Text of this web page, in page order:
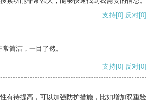
支持[0] 反对[0]
简洁，一目了然。
支持[0] 反对[0]
有待提高，可以加强防护措施，比如增加双重验